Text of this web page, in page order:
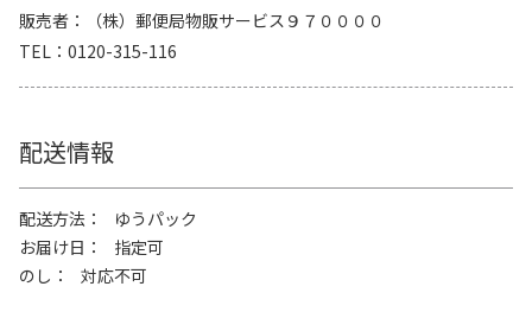
販売者
（株）郵便局物販サービス９７００００
TEL
0120-315-116
配送情報
配送方法
ゆうパック
お届け日
指定可
のし
対応不可